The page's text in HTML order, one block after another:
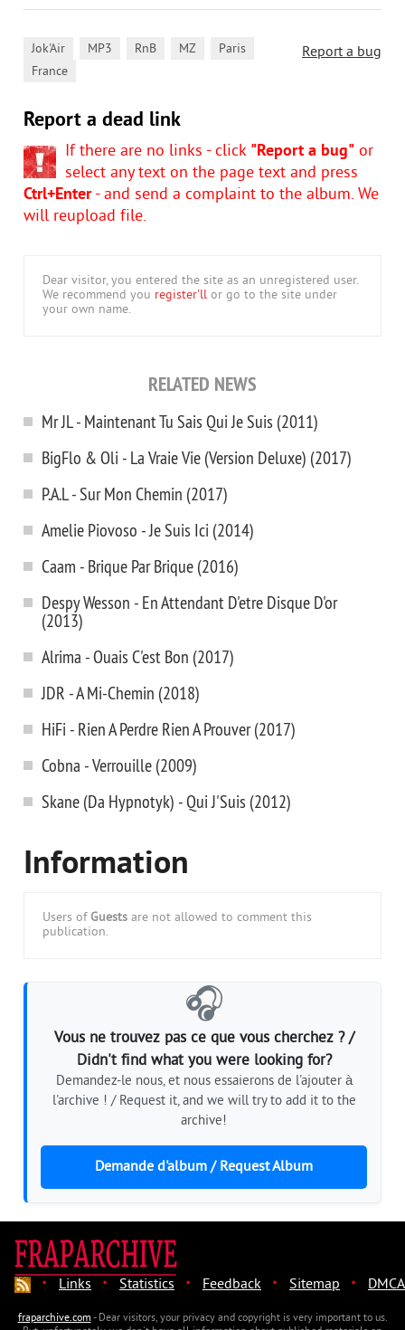
Report a bug
Jok'Air MP3 RnB MZ Paris
France
Report a dead link
If there are no links - click "Report a bug" or
select any text on the page text and press
Ctrl+Enter- and send a complaint to the album. We
will reupload file.
Dear visitor, you entered the site as an unregistered user.
We recommend you register'll or go to the site under
your own name.
RELATED NEWS
Mr JL - Maintenant Tu Sais Qui Je Suis (2011)
BigFlo & Oli - La Vraie Vie (Version Deluxe) (2017)
P.A.L - Sur Mon Chemin (2017)
Amelie Piovoso - Je Suis Ici (2014)
Caam - Brique Par Brique (2016)
Despy Wesson - En Attendant D'etre Disque D'or
(2013)
Alrima - Ouais C'est Bon (2017)
JDR - A Mi-Chemin (2018)
HiFi - Rien A Perdre Rien A Prouver (2017)
Cobna - Verrouille (2009)
Skane (Da Hypnotyk) - Qui J'Suis (2012)
Information
Users of Guests are not allowed to comment this
publication.
🎧
Vous ne trouvez pas ce que vous cherchez ? /
Didn't find what you were looking for?
Demandez-le nous, et nous essaierons de l'ajouter à
l'archive ! / Request it, and we will try to add it to the
archive!
Demande d'album / Request Album
· Links · Statistics · Feedback · Sitemap · DMCA
fraparchive.com- Dear visitors, your privacy and copyright is very important to us.